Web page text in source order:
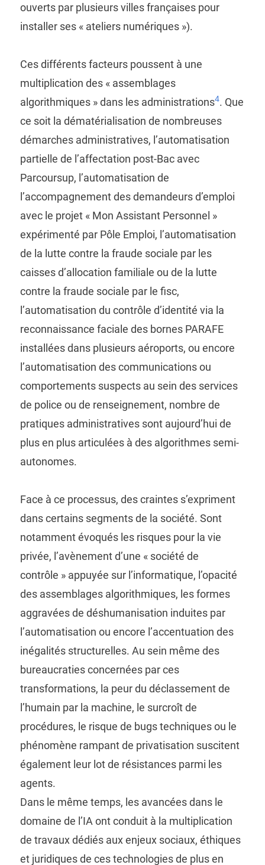
ouverts par plusieurs villes françaises pour
installer ses « ateliers numériques »).
Ces différents facteurs poussent à une
multiplication des « assemblages
algorithmiques » dans les administrations4. Que
ce soit la dématérialisation de nombreuses
démarches administratives, l’automatisation
partielle de l’affectation post-Bac avec
Parcoursup, l’automatisation de
l’accompagnement des demandeurs d’emploi
avec le projet « Mon Assistant Personnel »
expérimenté par Pôle Emploi, l’automatisation
de la lutte contre la fraude sociale par les
caisses d’allocation familiale ou de la lutte
contre la fraude sociale par le fisc,
l’automatisation du contrôle d’identité via la
reconnaissance faciale des bornes PARAFE
installées dans plusieurs aéroports, ou encore
l’automatisation des communications ou
comportements suspects au sein des services
de police ou de renseignement, nombre de
pratiques administratives sont aujourd’hui de
plus en plus articulées à des algorithmes semi-
autonomes.
Face à ce processus, des craintes s’expriment
dans certains segments de la société. Sont
notamment évoqués les risques pour la vie
privée, l’avènement d’une « société de
contrôle » appuyée sur l’informatique, l’opacité
des assemblages algorithmiques, les formes
aggravées de déshumanisation induites par
l’automatisation ou encore l’accentuation des
inégalités structurelles. Au sein même des
bureaucraties concernées par ces
transformations, la peur du déclassement de
l’humain par la machine, le surcroît de
procédures, le risque de bugs techniques ou le
phénomène rampant de privatisation suscitent
également leur lot de résistances parmi les
agents.
Dans le même temps, les avancées dans le
domaine de l’IA ont conduit à la multiplication
de travaux dédiés aux enjeux sociaux, éthiques
et juridiques de ces technologies de plus en